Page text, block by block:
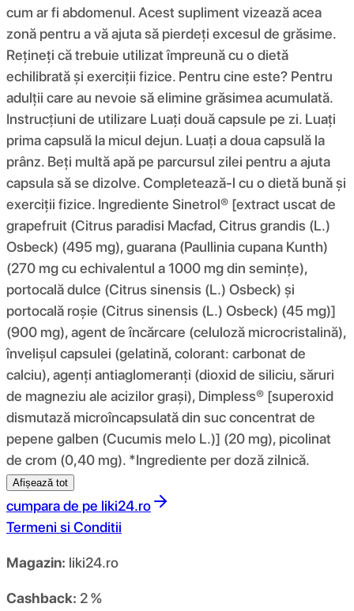
cum ar fi abdomenul. Acest supliment vizează acea
zonă pentru a vă ajuta să pierdeți excesul de grăsime.
Rețineți că trebuie utilizat împreună cu o dietă
echilibrată și exerciții fizice. Pentru cine este? Pentru
adulții care au nevoie să elimine grăsimea acumulată.
Instrucțiuni de utilizare Luați două capsule pe zi. Luați
prima capsulă la micul dejun. Luați a doua capsulă la
prânz. Beți multă apă pe parcursul zilei pentru a ajuta
capsula să se dizolve. Completează-l cu o dietă bună și
exerciții fizice. Ingrediente Sinetrol® [extract uscat de
grapefruit (Citrus paradisi Macfad, Citrus grandis (L.)
Osbeck) (495 mg), guarana (Paullinia cupana Kunth)
(270 mg cu echivalentul a 1000 mg din semințe),
portocală dulce (Citrus sinensis (L.) Osbeck) și
portocală roșie (Citrus sinensis (L.) Osbeck) (45 mg)]
(900 mg), agent de încărcare (celuloză microcristalină),
învelișul capsulei (gelatină, colorant: carbonat de
calciu), agenți antiaglomeranți (dioxid de siliciu, săruri
de magneziu ale acizilor grași), Dimpless® [superoxid
dismutază microîncapsulată din suc concentrat de
pepene galben (Cucumis melo L.)] (20 mg), picolinat
de crom (0,40 mg). *Ingrediente per doză zilnică.
Afișează tot
cumpara de pe liki24.ro
Termeni si Conditii
Magazin: liki24.ro
Cashback: 2 %